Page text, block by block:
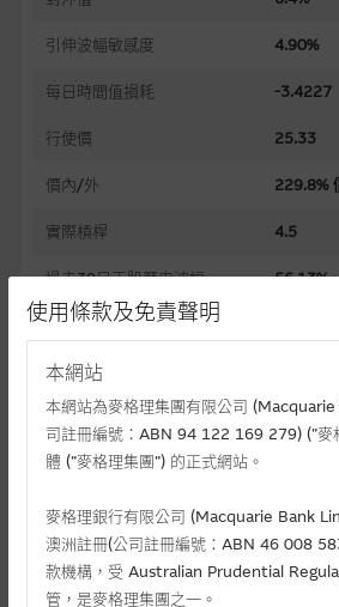
引伸波幅敏感度 4.90%
每日時間值損耗 -3.4227
行使價 25.33
價內/外 229.8%
實際槓桿 4.5
過去30日正股歷史波幅 56.13%
槓桿比率
溢價
引伸波幅 113.65%
到期日(日-月-年)
上市日(日-月-年) 30/12/
最後交易日(日-月-年)
使用條款及免責聲明
本網站
本網站為麥格理集團有限公司
司註冊編號：ABN 94 122 169 279) (”麥
體 (”麥格理集團”) 的正式網站。
麥格理銀行有限公司 (Macquarie Bank
澳洲註冊(公司註冊編號：ABN 46 008
款機構，受 Australian Prudential
管，是麥格理集團之一。